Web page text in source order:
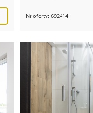
Nr oferty: 692414